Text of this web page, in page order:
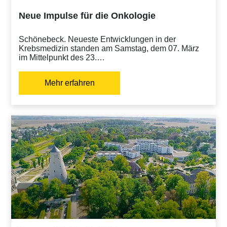
Neue Impulse für die Onkologie
Schönebeck. Neueste Entwicklungen in der
Krebsmedizin standen am Samstag, dem 07. März
im Mittelpunkt des 23.…
Mehr erfahren